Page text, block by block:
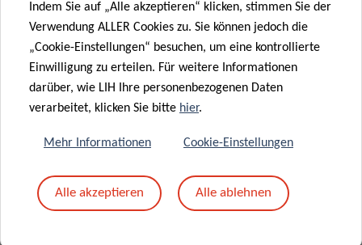
überschreiten. Ich fühle mich sehr geehrt, für
diese wichtige Arbeit anerkannt zu werden,
und bin meinem Team für seine
Unterstützung dankbar.
Indem Sie auf „Alle akzeptieren“ klicken, stimmen Sie der
Verwendung ALLER Cookies zu. Sie können jedoch die
„Cookie-Einstellungen“ besuchen, um eine kontrollierte
Einwilligung zu erteilen. Für weitere Informationen
darüber, wie LIH Ihre personenbezogenen Daten
verarbeitet, klicken Sie bitte hier.
Mehr Informationen Cookie-Einstellungen
Alle akzeptieren Alle ablehnen